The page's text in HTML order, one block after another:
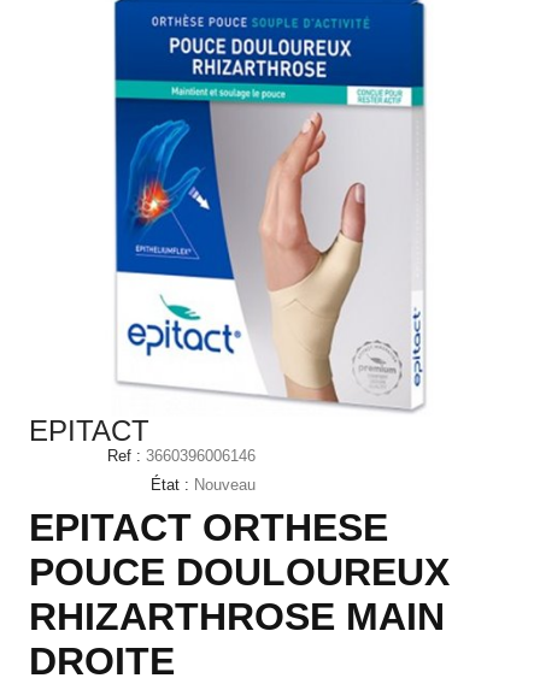
EPITACT
Ref : 3660396006146
État : Nouveau
EPITACT ORTHESE
POUCE DOULOUREUX
RHIZARTHROSE MAIN
DROITE